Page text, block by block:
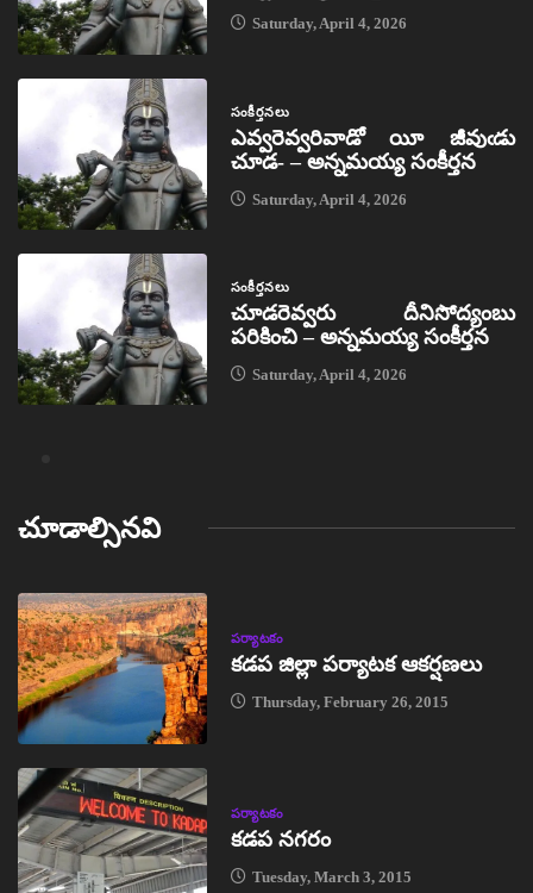
Saturday, April 4, 2026
సంకీర్తనలు
ఎవ్వరెవ్వరివాడో యీ జీవుఁడు
చూడ- – అన్నమయ్య సంకీర్తన
Saturday, April 4, 2026
సంకీర్తనలు
చూడరెవ్వరు దీనిసోద్యంబు
పరికించి – అన్నమయ్య సంకీర్తన
Saturday, April 4, 2026
చూడాల్సినవి
పర్యాటకం
కడప జిల్లా పర్యాటక ఆకర్షణలు
Thursday, February 26, 2015
పర్యాటకం
కడప నగరం
Tuesday, March 3, 2015